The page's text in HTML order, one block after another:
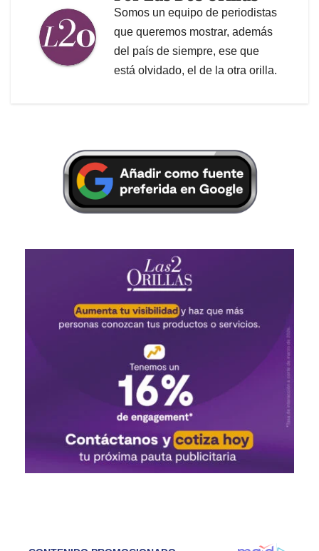
Somos un equipo de periodistas
que queremos mostrar, además
del país de siempre, ese que
está olvidado, el de la otra orilla.